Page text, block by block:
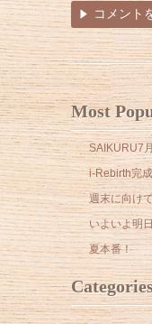
Most
SAIKURU7
i-Rebirth完
週末に向け
いよいよ明
夏本番！